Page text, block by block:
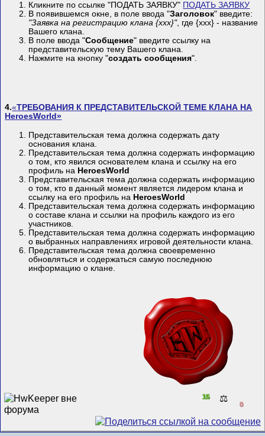
Кликните по ссылке "ПОДАТЬ ЗАЯВКУ" ПОДАТЬ ЗАЯВКУ
В появившемся окне, в поле ввода "Заголовок" введите:
"Заявка на регистрацию клана {xxx}", где {xxx} - название
Вашего клана.
В поле ввода "Сообщение" введите ссылку на
представительскую тему Вашего клана.
Нажмите на кнопку "создать сообщения".
4.«ТРЕБОВАНИЯ К ПРЕДСТАВИТЕЛЬСКОЙ ТЕМЕ КЛАНА НА
HeroesWorld»
Представительская тема должна содержать дату
основания клана.
Представительская тема должна содержать информацию
о том, кто явился основателем клана и ссылку на его
профиль на HeroesWorld
Представительская тема должна содержать информацию
о том, кто в данный момент является лидером клана и
ссылку на его профиль на HeroesWorld
Представительская тема должна содержать информацию
о составе клана и ссылки на профиль каждого из его
участников.
Представительская тема должна содержать информацию
о выбранных направлениях игровой деятельности клана.
Представительская тема должна своевременно
обновляться и содержаться самую последнюю
информацию о клане.
15 ⚖️
0